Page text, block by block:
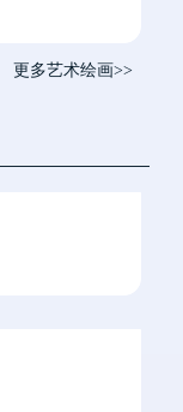
更多艺术绘画>>